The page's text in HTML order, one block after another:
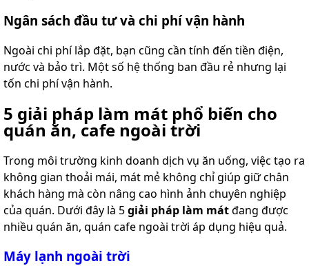
Ngân sách đầu tư và chi phí vận hành
Ngoài chi phí lắp đặt, bạn cũng cần tính đến tiền điện,
nước và bảo trì. Một số hệ thống ban đầu rẻ nhưng lại
tốn chi phí vận hành.
5 giải pháp làm mát phổ biến cho
quán ăn, cafe ngoài trời
Trong môi trường kinh doanh dịch vụ ăn uống, việc tạo ra
không gian thoải mái, mát mẻ không chỉ giúp giữ chân
khách hàng mà còn nâng cao hình ảnh chuyên nghiệp
của quán. Dưới đây là 5giải pháp làm mátđang được
nhiều quán ăn, quán cafe ngoài trời áp dụng hiệu quả.
Máy lạnh ngoài trời